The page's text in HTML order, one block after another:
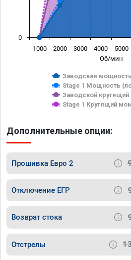
Об/мин
Заводская
Stage 1 Мощность
Заводской
Stage 1 Крутящий
1000 2000 3000 4000 5000
0
Дополнительные опции:
Прошивка Евро 2
Отключение ЕГР
Возврат стока
Отстрелы